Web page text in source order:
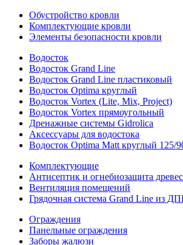
Обустройство кровли
Комплектующие кровли
Элементы безопасности кровли
Водосток
Водосток Grand Line
Водосток Grand Line пластиковый
Водосток Optima круглый
Водосток Vortex (Lite, Mix, Project)
Водосток Vortex прямоугольный
Дренажные системы Gidrolica
Аксессуары для водостока
Водосток Optima Matt круглый 125/
Комплектующие
Антисептик и огнебиозащита
Вентиляция помещений
Грядочная система Grand Line из
Ограждения
Панельные ограждения
Заборы жалюзи